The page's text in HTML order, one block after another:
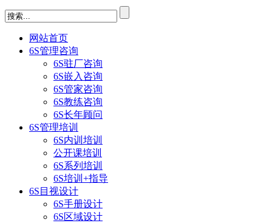
网站首页
6S管理咨询
6S驻厂咨询
6S嵌入咨询
6S管家咨询
6S教练咨询
6S长年顾问
6S管理培训
6S内训培训
公开课培训
6S系列培训
6S培训+指导
6S目视设计
6S手册设计
6S区域设计